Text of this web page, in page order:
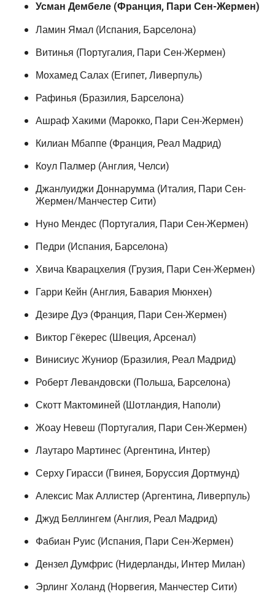
Усман Дембеле (Франция, Пари Сен-Жермен)
Ламин Ямал (Испания, Барселона)
Витинья (Португалия, Пари Сен-Жермен)
Мохамед Салах (Египет, Ливерпуль)
Рафинья (Бразилия, Барселона)
Ашраф Хакими (Марокко, Пари Сен-Жермен)
Килиан Мбаппе (Франция, Реал Мадрид)
Коул Палмер (Англия, Челси)
Джанлуиджи Доннарумма (Италия, Пари Сен-
Жермен/Манчестер Сити)
Нуно Мендес (Португалия, Пари Сен-Жермен)
Педри (Испания, Барселона)
Хвича Кварацхелия (Грузия, Пари Сен-Жермен)
Гарри Кейн (Англия, Бавария Мюнхен)
Дезире Дуэ (Франция, Пари Сен-Жермен)
Виктор Гёкерес (Швеция, Арсенал)
Винисиус Жуниор (Бразилия, Реал Мадрид)
Роберт Левандовски (Польша, Барселона)
Скотт Мактоминей (Шотландия, Наполи)
Жоау Невеш (Португалия, Пари Сен-Жермен)
Лаутаро Мартинес (Аргентина, Интер)
Серху Гирасси (Гвинея, Боруссия Дортмунд)
Алексис Мак Аллистер (Аргентина, Ливерпуль)
Джуд Беллингем (Англия, Реал Мадрид)
Фабиан Руис (Испания, Пари Сен-Жермен)
Дензел Думфрис (Нидерланды, Интер Милан)
Эрлинг Холанд (Норвегия, Манчестер Сити)